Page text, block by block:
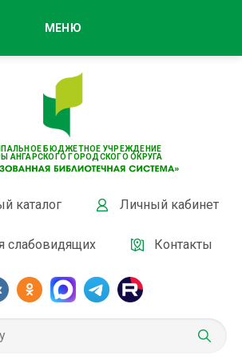
БЮДЖЕТНОЕ УЧРЕЖДЕНИЕ
АНГАРСКОГО ГОРОДСКОГО ОКРУГА
каталог Личный кабинет
слабовидящих Контакты
МЕНЮ